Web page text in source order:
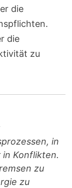
die
die
zu
in
Konflikten.
zu
zu